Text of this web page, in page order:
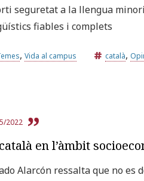
seguretat a la llengua
fiables i complets
, Vida al campus català,
2022
en l’àmbit
Alarcón ressalta que no